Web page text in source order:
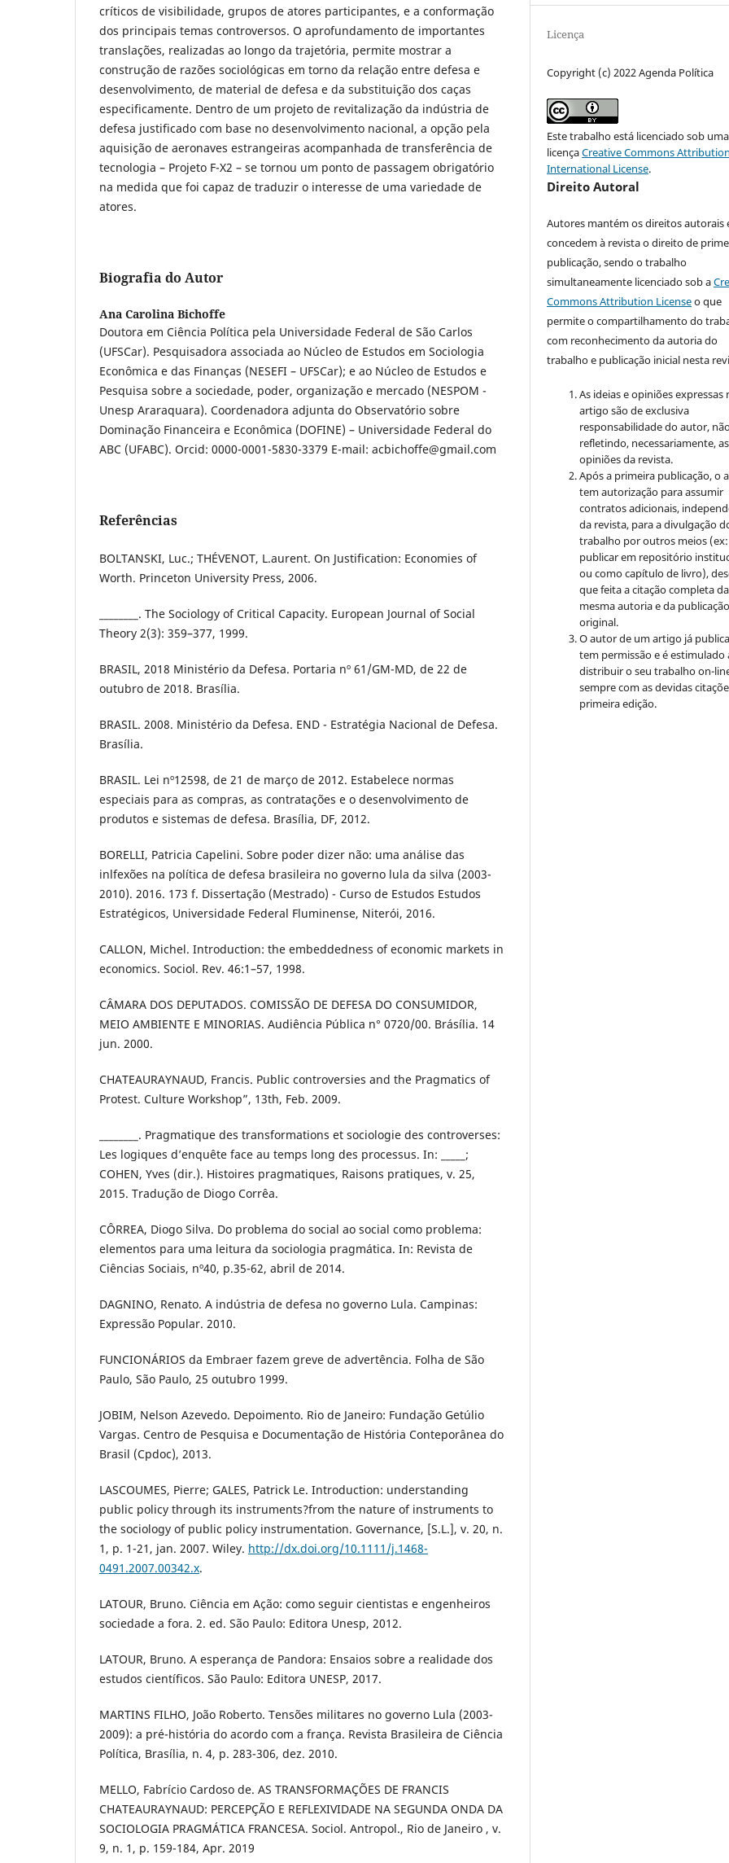
críticos de visibilidade, grupos de atores participantes, e a conformação
dos principais temas controversos. O aprofundamento de importantes
translações, realizadas ao longo da trajetória, permite mostrar a
construção de razões sociológicas em torno da relação entre defesa e
desenvolvimento, de material de defesa e da substituição dos caças
especificamente. Dentro de um projeto de revitalização da indústria de
defesa justificado com base no desenvolvimento nacional, a opção pela
aquisição de aeronaves estrangeiras acompanhada de transferência de
tecnologia – Projeto F-X2 – se tornou um ponto de passagem obrigatório
na medida que foi capaz de traduzir o interesse de uma variedade de
atores.
Biografia do Autor
Ana Carolina Bichoffe
Doutora em Ciência Política pela Universidade Federal de São Carlos
(UFSCar). Pesquisadora associada ao Núcleo de Estudos em Sociologia
Econômica e das Finanças (NESEFI – UFSCar); e ao Núcleo de Estudos e
Pesquisa sobre a sociedade, poder, organização e mercado (NESPOM -
Unesp Araraquara). Coordenadora adjunta do Observatório sobre
Dominação Financeira e Econômica (DOFINE) – Universidade Federal do
ABC (UFABC). Orcid: 0000-0001-5830-3379 E-mail: acbichoffe@gmail.com
Referências
BOLTANSKI, Luc.; THÉVENOT, L.aurent. On Justification: Economies of
Worth. Princeton University Press, 2006.
________. The Sociology of Critical Capacity. European Journal of Social
Theory 2(3): 359–377, 1999.
BRASIL, 2018 Ministério da Defesa. Portaria nº 61/GM-MD, de 22 de
outubro de 2018. Brasília.
BRASIL. 2008. Ministério da Defesa. END - Estratégia Nacional de Defesa.
Brasília.
BRASIL. Lei nº12598, de 21 de março de 2012. Estabelece normas
especiais para as compras, as contratações e o desenvolvimento de
produtos e sistemas de defesa. Brasília, DF, 2012.
BORELLI, Patricia Capelini. Sobre poder dizer não: uma análise das
inlfexões na política de defesa brasileira no governo lula da silva (2003-
2010). 2016. 173 f. Dissertação (Mestrado) - Curso de Estudos Estudos
Estratégicos, Universidade Federal Fluminense, Niterói, 2016.
CALLON, Michel. Introduction: the embeddedness of economic markets in
economics. Sociol. Rev. 46:1–57, 1998.
CÂMARA DOS DEPUTADOS. COMISSÃO DE DEFESA DO CONSUMIDOR,
MEIO AMBIENTE E MINORIAS. Audiência Pública n° 0720/00. Brásília. 14
jun. 2000.
CHATEAURAYNAUD, Francis. Public controversies and the Pragmatics of
Protest. Culture Workshop”, 13th, Feb. 2009.
________. Pragmatique des transformations et sociologie des controverses:
Les logiques d’enquête face au temps long des processus. In: _____;
COHEN, Yves (dir.). Histoires pragmatiques, Raisons pratiques, v. 25,
2015. Tradução de Diogo Corrêa.
CÔRREA, Diogo Silva. Do problema do social ao social como problema:
elementos para uma leitura da sociologia pragmática. In: Revista de
Ciências Sociais, nº40, p.35-62, abril de 2014.
DAGNINO, Renato. A indústria de defesa no governo Lula. Campinas:
Expressão Popular. 2010.
FUNCIONÁRIOS da Embraer fazem greve de advertência. Folha de São
Paulo, São Paulo, 25 outubro 1999.
JOBIM, Nelson Azevedo. Depoimento. Rio de Janeiro: Fundação Getúlio
Vargas. Centro de Pesquisa e Documentação de História Conteporânea do
Brasil (Cpdoc), 2013.
LASCOUMES, Pierre; GALES, Patrick Le. Introduction: understanding
public policy through its instruments?from the nature of instruments to
the sociology of public policy instrumentation. Governance, [S.L.], v. 20, n.
1, p. 1-21, jan. 2007. Wiley. http://dx.doi.org/10.1111/j.1468-
0491.2007.00342.x.
LATOUR, Bruno. Ciência em Ação: como seguir cientistas e engenheiros
sociedade a fora. 2. ed. São Paulo: Editora Unesp, 2012.
LATOUR, Bruno. A esperança de Pandora: Ensaios sobre a realidade dos
estudos científicos. São Paulo: Editora UNESP, 2017.
MARTINS FILHO, João Roberto. Tensões militares no governo Lula (2003-
2009): a pré-história do acordo com a frança. Revista Brasileira de Ciência
Política, Brasília, n. 4, p. 283-306, dez. 2010.
MELLO, Fabrício Cardoso de. AS TRANSFORMAÇÕES DE FRANCIS
CHATEAURAYNAUD: PERCEPÇÃO E REFLEXIVIDADE NA SEGUNDA ONDA DA
SOCIOLOGIA PRAGMÁTICA FRANCESA. Sociol. Antropol., Rio de Janeiro , v.
9, n. 1, p. 159-184, Apr. 2019
Licença
Copyright (c) 2022 Agenda Política
Este trabalho está licenciado sob uma
licençaCreative Commons
International License.
Direito Autoral
Autores mantém os direitos autorais
concedem à revista o direito de
publicação, sendo o trabalho
simultaneamente licenciado sob a
Commons Attribution Licenseo que
permite o compartilhamento do
com reconhecimento da autoria do
trabalho e publicação inicial nesta
As ideias e opiniões expressas
artigo são de exclusiva
responsabilidade do autor,
refletindo, necessariamente, as
opiniões da revista.
Após a primeira publicação, o
tem autorização para assumir
contratos adicionais,
da revista, para a divulgação
trabalho por outros meios (ex:
publicar em repositório
ou como capítulo de livro),
que feita a citação completa da
mesma autoria e da publicação
original.
O autor de um artigo já
tem permissão e é estimulado
distribuir o seu trabalho on-
sempre com as devidas
primeira edição.